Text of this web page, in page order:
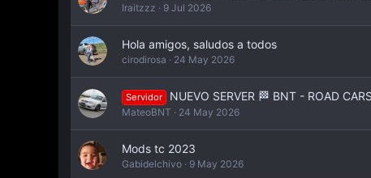
Iraitzzz 9 Jul 2026
Hola amigos, saludos a todos
cirodirosa 24 May 2026
Servidor NUEVO SERVER 🏁 BNT - ROAD
MateoBNT 24 May 2026
Mods tc 2023
Gabidelchivo 9 May 2026